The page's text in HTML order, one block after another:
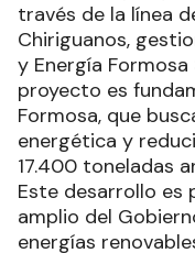
través de la línea
Chiriguanos,
y Energía Formosa
proyecto es
Formosa, que
energética y
17.400 toneladas
Este desarrollo es
amplio del
energías